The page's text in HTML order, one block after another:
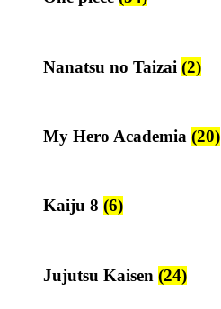
Nanatsu no Taizai (2)
My Hero Academia (20)
Kaiju 8 (6)
Jujutsu Kaisen (24)